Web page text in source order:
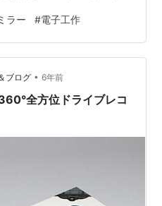
と。 一言で言うと、小さ
ートミラーとは 正しい名称
くの企業様が開発を進めて
てきました。 名前から想
ンの鏡版ですね。…
ラー #電子工作
ブログ • 6年前
全方位ドライブレコ